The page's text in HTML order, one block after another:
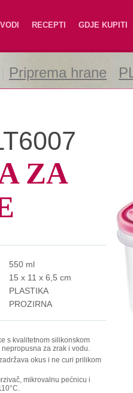
RECEPTI GDJE KUPITI
Priprema hrane
ZA
550 ml
15 x 11 x 6,5 cm
PLASTIKA
PROZIRNA
s kvalitetnom silikonskom
za zrak i vodu.
okus i ne curi prilikom
mikrovalnu pećnicu i